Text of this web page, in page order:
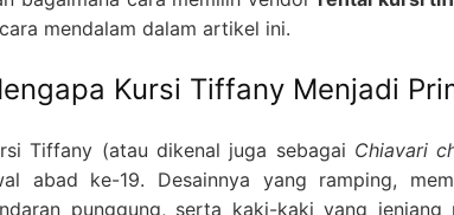
mendalam dalam artikel ini.
Kursi Tiffany Menjadi
Tiffany (atau dikenal juga sebagai Chiavari
abad ke-19. Desainnya yang ramping,
punggung, serta kaki-kaki yang